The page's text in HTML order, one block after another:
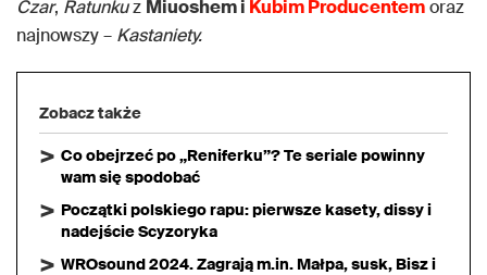
Czar, Ratunkuz Miuoshem i Kubim Producentemoraz
najnowszy – Kastaniety.
Zobacz także
Co obejrzeć po „Reniferku”? Te seriale powinny
wam się spodobać
Początki polskiego rapu: pierwsze kasety, dissy i
nadejście Scyzoryka
WROsound 2024. Zagrają m.in. Małpa, susk, Bisz i